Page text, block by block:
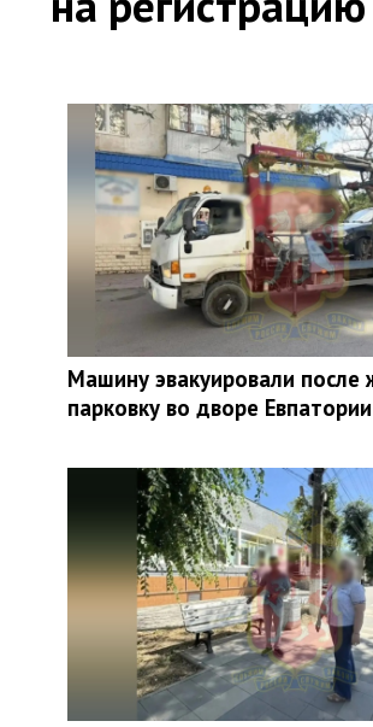
Машину эвакуировали
парковку во дворе Евпатории